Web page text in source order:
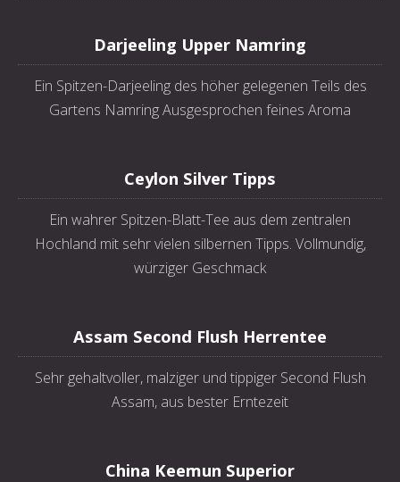
Darjeeling Upper Namring
Ein Spitzen-Darjeeling des höher gelegenen Teils des
Gartens Namring Ausgesprochen feines Aroma
Ceylon Silver Tipps
Ein wahrer Spitzen-Blatt-Tee aus dem zentralen
Hochland mit sehr vielen silbernen Tipps. Vollmundig,
würziger Geschmack
Assam Second Flush Herrentee
Sehr gehaltvoller, malziger und tippiger Second Flush
Assam, aus bester Erntezeit
China Keemun Superior